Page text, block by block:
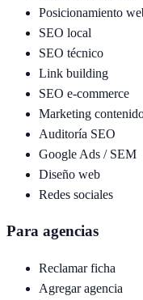
Posicionamiento
SEO local
SEO técnico
Link building
SEO e-commerce
Marketing
Auditoría SEO
Google Ads / SEM
Diseño web
Redes sociales
Para agencias
Reclamar ficha
Agregar agencia